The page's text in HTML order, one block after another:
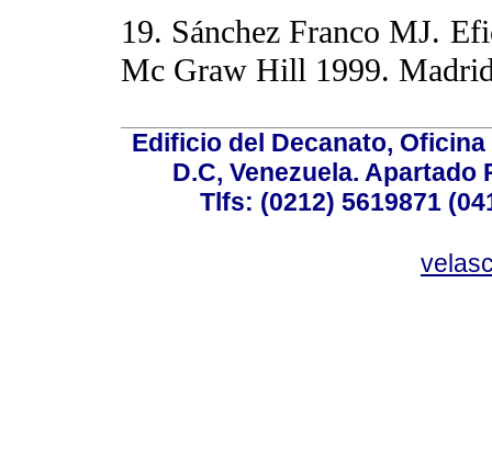
19. Sánchez Franco MJ.
Mc Graw Hill 1999.
Edificio del Decanato,
D.C, Venezuela. Apartado
Tlfs: (0212) 5619871